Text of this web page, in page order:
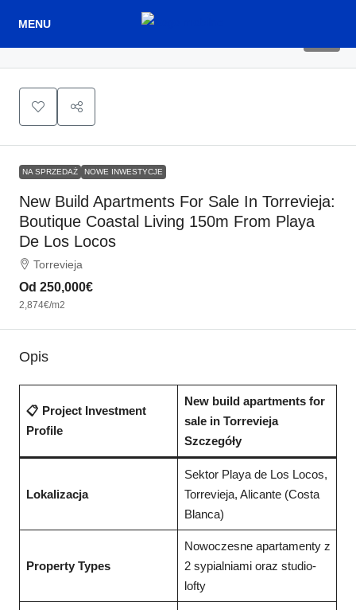
NA SPRZEDAŻ NOWE INWESTYCJE
New Build Apartments For Sale In Torrevieja:
Boutique Coastal Living 150m From Playa
De Los Locos
Torrevieja
Od 250,000€
2,874€/m2
Opis
📋 Project Investment
Profile
New build apartments for
sale in Torrevieja
Szczegóły
Lokalizacja
Sektor Playa de Los Locos,
Torrevieja, Alicante (Costa
Blanca)
Property Types
Nowoczesne apartamenty z
2 sypialniami oraz studio-
lofty